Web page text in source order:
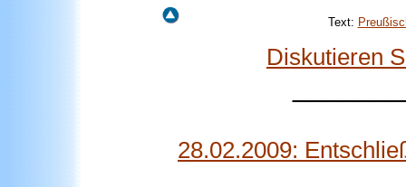
Text:
Diskutieren
28.02.2009: